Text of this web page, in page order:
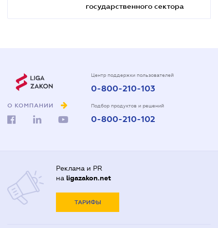
государственного сектора
О КОМПАНИИ
Центр поддержки пользователей
0-800-210-103
Подбор продуктов и решений
0-800-210-102
Реклама и PR
на ligazakon.net
ТАРИФЫ